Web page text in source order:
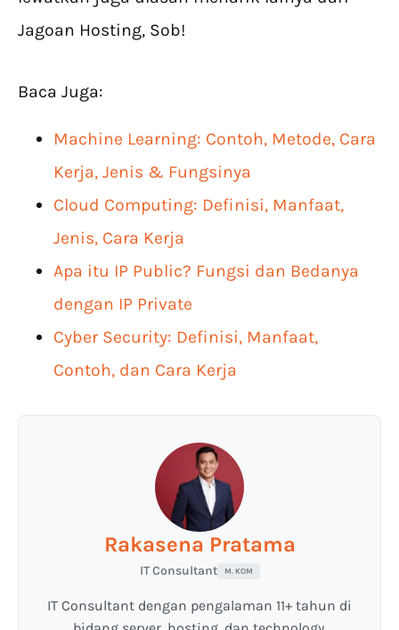
Jagoan Hosting, Sob!
Baca Juga:
Machine Learning: Contoh, Metode, Cara
Kerja, Jenis & Fungsinya
Cloud Computing: Definisi, Manfaat,
Jenis, Cara Kerja
Apa itu IP Public? Fungsi dan Bedanya
dengan IP Private
Cyber Security: Definisi, Manfaat,
Contoh, dan Cara Kerja
Rakasena Pratama
IT Consultant M. KOM
IT Consultant dengan pengalaman 11+ tahun di